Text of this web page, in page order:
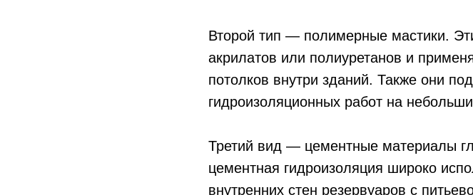
Второй тип — полимерные мастики.
акрилатов или полиуретанов и
потолков внутри зданий. Также они
гидроизоляционных работ на
Третий вид — цементные материалы
цементная гидроизоляция широко
внутренних стен резервуаров с